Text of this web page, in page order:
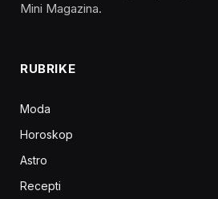
Mini Magazina.
RUBRIKE
Moda
Horoskop
Astro
Recepti